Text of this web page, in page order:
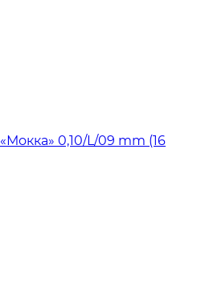
0,10/L/09 mm (16